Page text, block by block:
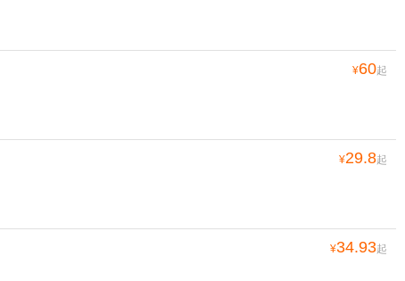
¥60起
¥29.8起
¥34.93起